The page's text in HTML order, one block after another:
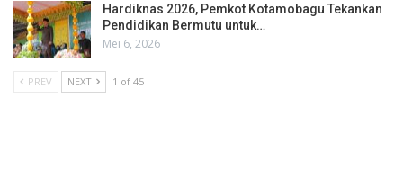
Hardiknas 2026, Pemkot Kotamobagu Tekankan
Pendidikan Bermutu untuk…
Mei 6, 2026
PREV NEXT 1 of 45